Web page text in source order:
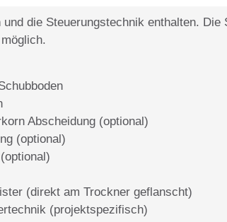
die Steuerungstechnik enthalten. Die
Abscheidung (optional)
(optional)
(direkt am Trockner geflanscht)
(projektspezifisch)